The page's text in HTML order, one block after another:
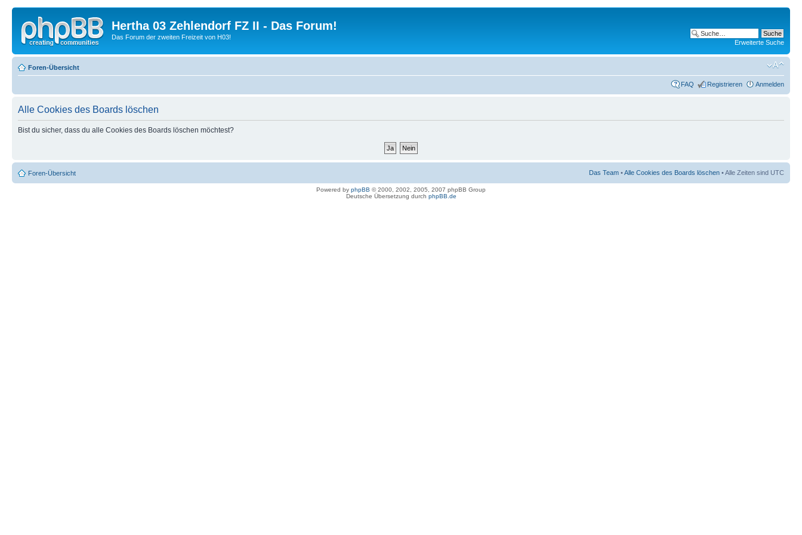
Hertha 03 Zehlendorf FZ II - Das Forum!
Das Forum der zweiten Freizeit von H03!
Erweiterte Suche
Foren-Übersicht
FAQ Registrieren Anmelden
Alle Cookies des Boards löschen
Bist du sicher, dass du alle Cookies des Boards löschen möchtest?
Foren-Übersicht Das Team •Alle Cookies des Boards löschen • Alle Zeiten sind UTC
Powered by phpBB © 2000, 2002, 2005, 2007 phpBB Group
Deutsche Übersetzung durch phpBB.de